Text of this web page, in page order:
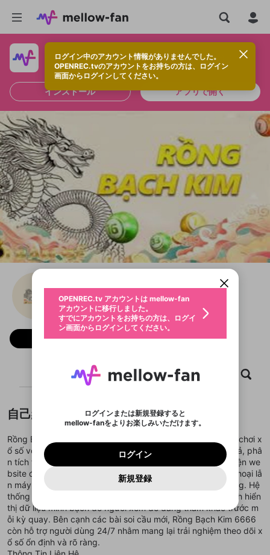
ログイン中のアカウント情報がありませんでした。
OPENREC.tvのアカウントをお持ちの方は、ログイン
画面からログインしてください。
快適に視聴するなら、アプリをインストールしよう！
インストール アプリで開く
フォロー
動画 キャプチャ プレイリスト
自己紹介
Rồng Bạch Kim 6666 là địa chỉ tham khảo dành cho người chơi x
ổ số với các nội dung như soi cầu chốt số, thống kê kết quả, phâ
n tích tần suất và gợi ý số đẹp từ dữ liệu mỗi ngày. Giao diện we
bsite được bố trí dễ theo dõi, tra cứu thuận tiện trên điện thoại lẫ
n máy tính, giúp người dùng nắm bắt thông tin nhanh chóng. Hệ
thống chú trọng tốc độ cập nhật, bảo mật truy cập và cách hiển
thị dữ liệu minh bạch để người xem dễ dàng tham khảo trước m
ỗi kỳ quay. Bên cạnh các bài soi cầu mới, Rồng Bạch Kim 6666
còn hỗ trợ người dùng 24/7 nhằm mang lại trải nghiệm theo dõi x
ổ số ổn định và rõ ràng.
ブロックリストに追加しますか？
キャンセル OK
この動画の公開は終了しました
OK
ファンレター
応援している配信者にファンレターを送ることがで
きます。好きなデザインを選んでメッセージを書い
※ファンレター機能は有料サービスです。
ファンレターを作成
固定動画に設定
マイページに表示されている動画 (ライブ配信、配
信予定、アーカイブ、アップロード動画) をページ
のトップに1つ固定できます。動画タイトル横のメ
ニューより設定することができます。
動画プレイリストを選択
動画のプレイリストを一つ選択すると、そのプレイ
ることができます。
動画プレイリストを選択
選択できるプレイリストがありません。
動画プレイリストがありません
閉じる
ポイントが不足しています
ご確認ください
した。 サービスを利用するには変更後の内容を
を確認しました。
確認しました
OPENREC.tv アカウントは mellow-fan
アカウントに移行しました。
すでにアカウントをお持ちの方は、ログイ
新規登録
メールアドレスで新規登録
または
Google
Yahoo! JAPAN
Appleでサインアップ
mellow-fanの利用規約・プライバシーポリシー・外部
サービスとのID連携に関する同意事項 に同意頂いた上
で、次にお進みください
新規登録
@
次にお進みください。
アカウント作成
OPENREC.tvアカウントはmellow-fanア
カウントに統合しました。
こちらからOPENREC.tvでログイン中のア
ログイン
メールアドレスでログイン
または
Google
Yahoo! JAPAN
Appleでサインイン
mellow-fanの利用規約・プライバシーポリシー・外部
サービスとのID連携に関する同意事項 に同意頂いた上
で、次にお進みください
ログイン
ログイン
パスワードを忘れた方はこちら
アカウントをお持ちですか？アカウントを作成する
OPENREC.tv アカウントは mellow-fan
アカウントに移行しました。
すでにアカウントをお持ちの方は、ログイ
ン画面からログインしてください。
ログインまたは新規登録すると
mellow-fanをよりお楽しみいただけます。
ログイン
新規登録
登録したメールアドレスを入力し、送信してくださ
再設定する
入力していただいたメールアドレ
スに、パスワード再設定用URLを
のでご確認ください
OK
パーソナルデータの登録
年
生年月は登録後に変更できません。
お住まいの地域
ご登録いただいた情報はサービスの向上を目的
として使用いたします。
一部サービスをご利用いただくには、生年月の
登録が必要です。
登録
認証コードの入力
メイン及びcs.openrec.co.jpドメイン）が受信拒否設
定に含まれていないかご確認ください。
入力
セッションの有効期限が切れたた
不適切なユーザーとして報告しま
すか？
問題を選択してください
わいせつな表現
著作権の侵害
なりすまし行為
出会いを誘導する行為
ねずみ講やマルチ商法
0
報告された問題については、利用規約に違反しているか
どうかをスタッフが確認します。
用することは、利用規約違反になります。
送信
サブスクシェア
詳しくはこちら
閉じる
限定コミュニティ参加方法
Discordアカウントをお持ちでない方
Discordアカウントを作成
Discordは第三者が提供するコミュニティーサービスで、
mellow-fanとは関わりがありません。Discordに関してのお
問い合わせにはお答えすることができません。Discordの仕
様変更により、限定コミュニティ特典の提供が終了する可能
します。
外部サービスとのID連携に関する同意事項